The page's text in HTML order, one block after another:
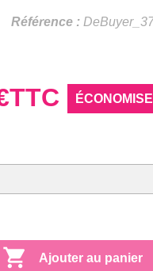
Référence :
TTC
 Ajouter au panier